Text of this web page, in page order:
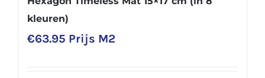
kleuren)
€63.95 Prijs M2